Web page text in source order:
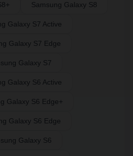
Samsung Galaxy S8
Galaxy S7 Active
Galaxy S7 Edge
Galaxy S7
Galaxy S6 Active
Galaxy S6 Edge+
Galaxy S6 Edge
Galaxy S6